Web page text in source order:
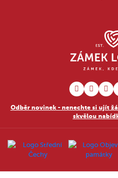
Odběr novinek - nenechte si ujít
skvělou